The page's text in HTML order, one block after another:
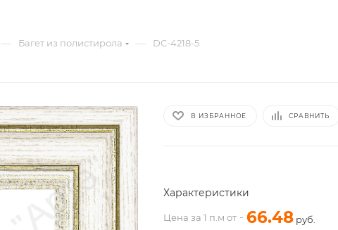
— Багет из полистирола — DC-4218-5
В ИЗБРАННОЕ СРАВНИТЬ
Характеристики
Цена за 1 п.м от 66.48 руб.